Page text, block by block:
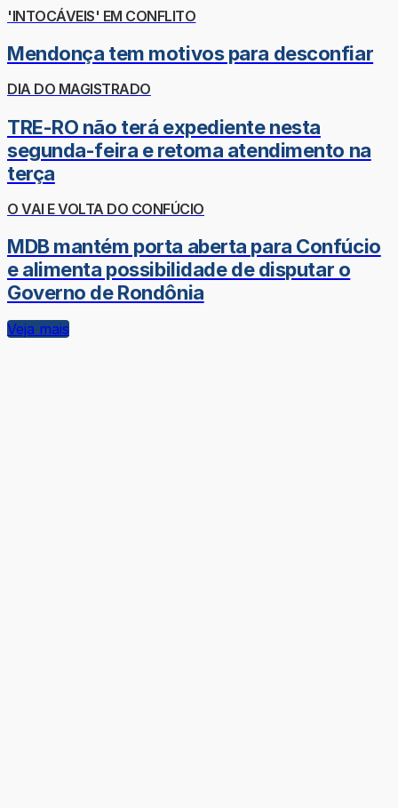
'INTOCÁVEIS' EM CONFLITO
Mendonça tem motivos para desconfiar
DIA DO MAGISTRADO
TRE-RO não terá expediente nesta
segunda-feira e retoma atendimento na
terça
O VAI E VOLTA DO CONFÚCIO
MDB mantém porta aberta para Confúcio
e alimenta possibilidade de disputar o
Governo de Rondônia
Veja mais